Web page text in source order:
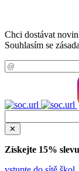
Chci dostávat
Souhlasím se
✕
Získejte 15% slevu